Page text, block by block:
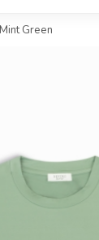
Green